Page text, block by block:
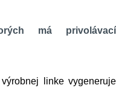
má privolávací
linke vygeneruje